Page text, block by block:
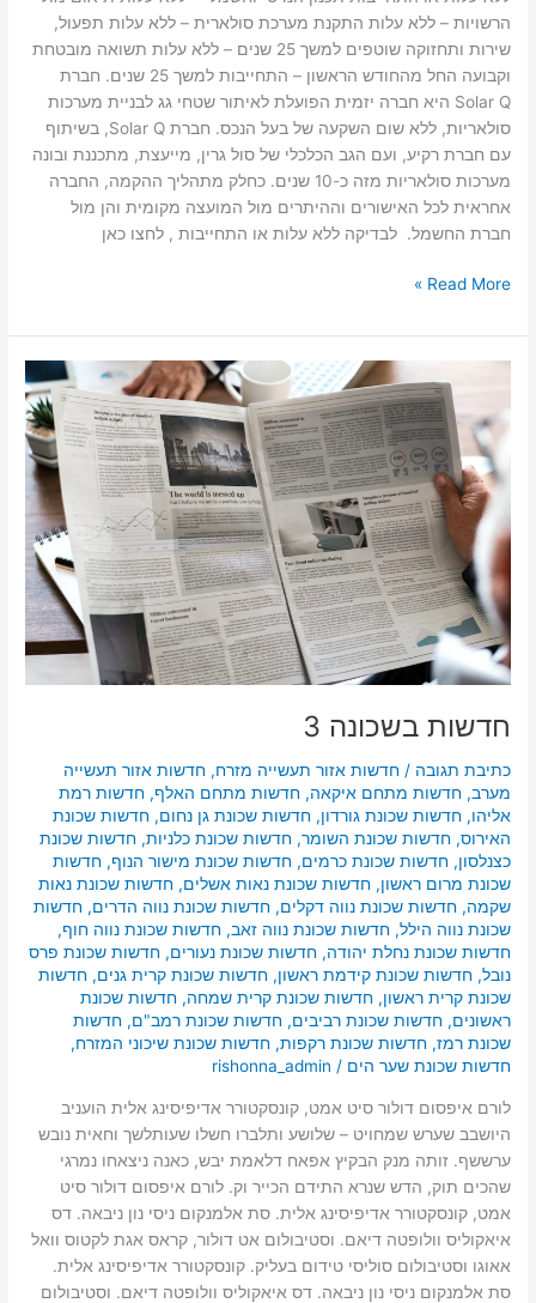
הרשויות – ללא עלות התקנת מערכת סולארית – ללא עלות תפעול,
שירות ותחזוקה שוטפים למשך 25 שנים – ללא עלות תשואה מובטחת
וקבועה החל מהחודש הראשון – התחייבות למשך 25 שנים. חברת
Solar Q היא חברה יזמית הפועלת לאיתור שטחי גג לבניית מערכות
סולאריות, ללא שום השקעה של בעל הנכס. חברת Solar Q, בשיתוף
עם חברת רקיע, ועם הגב הכלכלי של סול גרין, מייעצת, מתכננת ובונה
מערכות סולאריות מזה כ-10 שנים. כחלק מתהליך ההקמה, החברה
אחראית לכל האישורים וההיתרים מול המועצה מקומית והן מול
חברת החשמל. לבדיקה ללא עלות או התחייבות , לחצו כאן
Read More »
חדשות בשכונה 3
כתיבת תגובה /חדשות אזור תעשייה מזרח,חדשות אזור תעשייה
מערב,חדשות מתחם איקאה,חדשות מתחם האלף,חדשות רמת
אליהו,חדשות שכונת גורדון,חדשות שכונת גן נחום,חדשות שכונת
האירוס,חדשות שכונת השומר,חדשות שכונת כלניות,חדשות שכונת
כצנלסון,חדשות שכונת כרמים,חדשות שכונת מישור הנוף,חדשות
שכונת מרום ראשון,חדשות שכונת נאות אשלים,חדשות שכונת נאות
שקמה,חדשות שכונת נווה דקלים,חדשות שכונת נווה הדרים,חדשות
שכונת נווה הילל,חדשות שכונת נווה זאב,חדשות שכונת נווה חוף,
חדשות שכונת נחלת יהודה,חדשות שכונת נעורים,חדשות שכונת פרס
נובל,חדשות שכונת קידמת ראשון,חדשות שכונת קרית גנים,חדשות
שכונת קרית ראשון,חדשות שכונת קרית שמחה,חדשות שכונת
ראשונים,חדשות שכונת רביבים,חדשות שכונת רמב"ם,חדשות
שכונת רמז,חדשות שכונת רקפות,חדשות שכונת שיכוני המזרח,
חדשות שכונת שער הים /
rishonna_admin
לורם איפסום דולור סיט אמט, קונסקטורר אדיפיסינג אלית הועניב
היושבב שערש שמחויט – שלושע ותלברו חשלו שעותלשך וחאית נובש
ערששף. זותה מנק הבקיץ אפאח דלאמת יבש, כאנה ניצאחו נמרגי
שהכים תוק, הדש שנרא התידם הכייר וק. לורם איפסום דולור סיט
אמט, קונסקטורר אדיפיסינג אלית. סת אלמנקום ניסי נון ניבאה. דס
איאקוליס וולופטה דיאם. וסטיבולום אט דולור, קראס אגת לקטוס וואל
אאוגו וסטיבולום סוליסי טידום בעליק. קונסקטורר אדיפיסינג אלית.
סת אלמנקום ניסי נון ניבאה. דס איאקוליס וולופטה דיאם. וסטיבולום
3